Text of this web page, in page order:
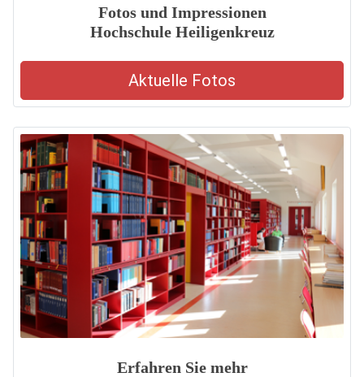
Fotos und Impressionen
Hochschule Heiligenkreuz
Aktuelle Fotos
Erfahren Sie mehr